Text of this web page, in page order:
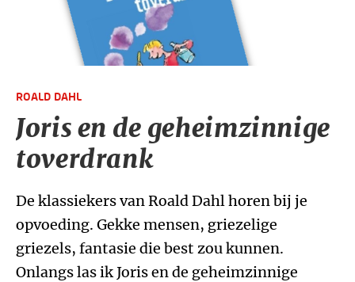
ROALD DAHL
Joris en de geheimzinnige
toverdrank
De klassiekers van Roald Dahl horen bij je
opvoeding. Gekke mensen, griezelige
griezels, fantasie die best zou kunnen.
Onlangs las ik Joris en de geheimzinnige